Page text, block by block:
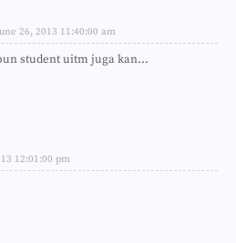
26, 2013 11:40:00 am
student uitm juga kan...
12:01:00 pm